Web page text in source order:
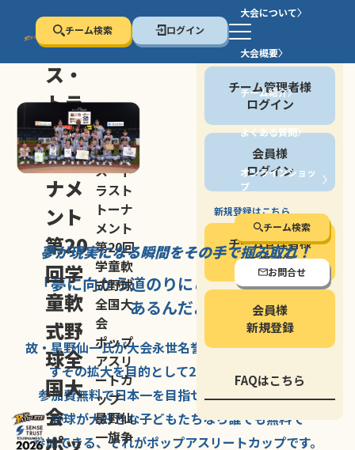
チーム検索 ログイン
大会について
大会概要
チーム紹介
よくある質問
オンラインショッ
プ
チーム検索
お問合せ
停止する
セン
ス・
トラ
スト
トー
ナメ
ント
第20
回学
童軟
式野
球全
国大
会
ポッ
セン
ス・ト
ラスト
トーナ
メント
第20回
学童軟
式野球
全国大
会
ポップ
アスリ
ートカ
ップ
星野仙
一旗争
会員の方
チーム管理者様
ログイン
会員様
ログイン
新規登録はこちら
チーム管理者様
新規登録
会員様
新規登録
FAQはこちら
夢が現実になる瞬間をその手で掴み取れ！
「夢に向かう道のりにこそ大きな意味が
あるんだよ」
故・星野仙一氏が大会永世名誉会長を務める、野球の
すその拡大を目的として2007年に
参加費無料で日本一を目指せる唯一の野球大会。
野球が大好きな子どもたちなら誰でも無料で
参加できる、それがポップアスリートカップです。